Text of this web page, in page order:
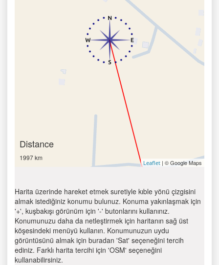
Distance
1997 km
Leaflet | © Google Maps
Harita üzerinde hareket etmek suretiyle kıble yönü çizgisini
almak istediğiniz konumu bulunuz. Konuma yakınlaşmak için
'+', kuşbakışı görünüm için '-' butonlarını kullanınız.
Konumunuzu daha da netleştirmek için haritanın sağ üst
köşesindeki menüyü kullanın. Konumunuzun uydu
görüntüsünü almak için buradan 'Sat' seçeneğini tercih
ediniz. Farklı harita tercihi için 'OSM' seçeneğini
kullanabilirsiniz.